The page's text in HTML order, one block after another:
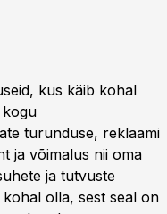
kus käib kohal
turunduse, reklaami
ja võimalus nii oma
ja tutvuste
olla, sest seal on